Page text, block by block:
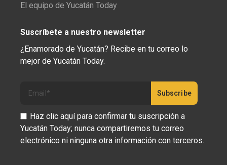
El equipo de Yucatán Today
Suscríbete a nuestro newsletter
¿Enamorado de Yucatán? Recibe en tu correo lo
mejor de Yucatán Today.
Haz clic aquí para confirmar tu suscripción a
Yucatán Today; nunca compartiremos tu correo
electrónico ni ninguna otra información con terceros.